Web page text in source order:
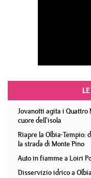
Jovanotti agita i Quattro
cuore dell'isola
Riapre la Olbia-Tempio:
la strada di Monte Pino
Auto in fiamme a Loiri
Disservizio idrico a